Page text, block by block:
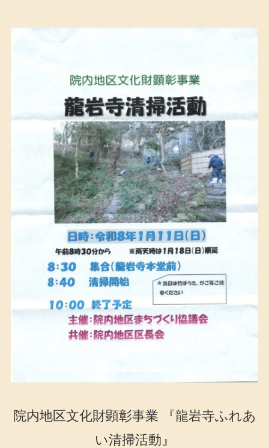
院内地区文化財顕彰事業 『龍岩寺ふれあ
い清掃活動』